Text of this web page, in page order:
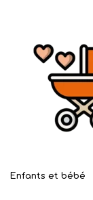
Enfants et bébé